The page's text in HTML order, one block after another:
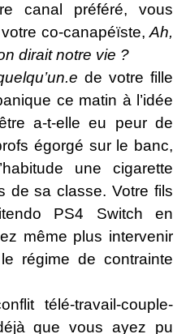
canal préféré, vous
co-canapéïste, Ah,
dirait notre vie ?
de votre fille
ce matin à l’idée
a-t-elle eu peur de
égorgé sur le banc,
une cigarette
de sa classe. Votre fils
PS4 Switch en
même plus intervenir
régime de contrainte
télé-travail-couple-
que vous ayez pu